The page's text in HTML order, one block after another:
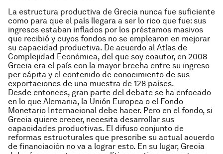
La estructura productiva de Grecia nunca fue suficiente
como para que el país llegara a ser lo rico que fue: sus
ingresos estaban inflados por los préstamos masivos
que recibió y cuyos fondos no se emplearon en mejorar
su capacidad productiva. De acuerdo al Atlas de
Complejidad Económica, del que soy coautor, en 2008
Grecia era el país con la mayor brecha entre su ingreso
per cápita y el contenido de conocimiento de sus
exportaciones de una muestra de 128 países.
Desde entonces, gran parte del debate se ha enfocado
en lo que Alemania, la Unión Europea o el Fondo
Monetario Internacional debe hacer. Pero en el fondo, si
Grecia quiere crecer, necesita desarrollar sus
capacidades productivas. El difuso conjunto de
reformas estructurales que prescribe su actual acuerdo
de financiación no va a lograr esto. En su lugar, Grecia